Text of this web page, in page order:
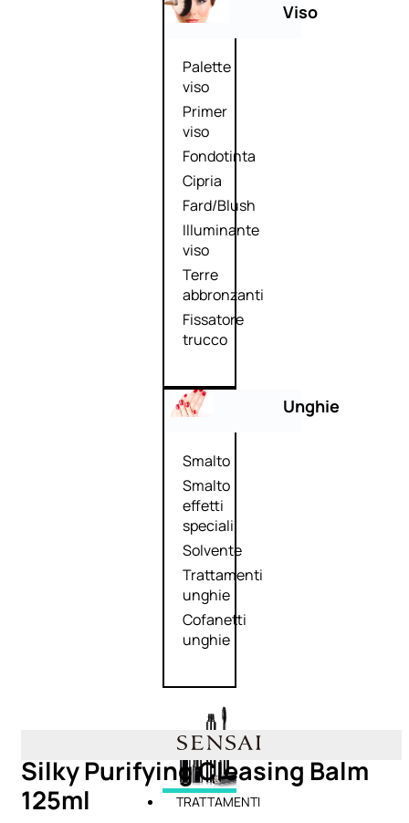
Viso
Palette
viso
Primer
viso
Fondotinta
Cipria
Fard/Blush
Illuminante
viso
Terre
abbronzanti
Fissatore
trucco
Unghie
Smalto
Smalto
effetti
speciali
Solvente
Trattamenti
unghie
Cofanetti
unghie
TRATTAMENTI
Silky Purifying Cleasing Balm
125ml